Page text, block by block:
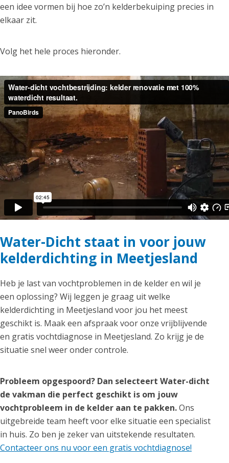
een idee vormen bij hoe zo’n kelderbekuiping precies in
elkaar zit.
Volg het hele proces hieronder.
Water-Dicht staat in voor jouw
kelderdichting in Meetjesland
Heb je last van vochtproblemen in de kelder en wil je
een oplossing? Wij leggen je graag uit welke
kelderdichting in Meetjesland voor jou het meest
geschikt is. Maak een afspraak voor onze vrijblijvende
en gratis vochtdiagnose in Meetjesland. Zo krijg je de
situatie snel weer onder controle.
Probleem opgespoord? Dan selecteert Water-dicht
de vakman die perfect geschikt is om jouw
vochtprobleem in de kelder aan te pakken.Ons
uitgebreide team heeft voor elke situatie een specialist
in huis. Zo ben je zeker van uitstekende resultaten.
Contacteer ons nu voor een gratis vochtdiagnose!